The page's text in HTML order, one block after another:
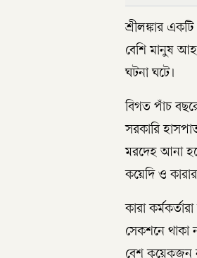
শ্রীলঙ্কার
বেশি মানুষ
ঘটনা ঘটে।
বিগত পাঁচ
সরকারি
মরদেহ আনা
কয়েদি ও
কারা
সেকশনে থাকা
বেশ কয়েকজন